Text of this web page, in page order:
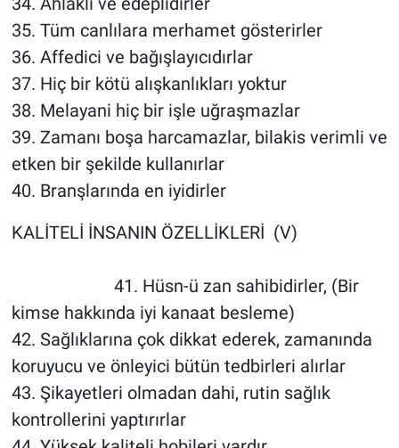
35. Tüm canlılara merhamet gösterirler
36. Affedici ve bağışlayıcıdırlar
37. Hiç bir kötü alışkanlıkları yoktur
38. Melayani hiç bir işle uğraşmazlar
39. Zamanı boşa harcamazlar, bilakis verimli ve
etken bir şekilde kullanırlar
40. Branşlarında en iyidirler
KALİTELİ İNSANIN ÖZELLİKLERİ (V)
41. Hüsn-ü zan sahibidirler, (Bir
kimse hakkında iyi kanaat besleme)
42. Sağlıklarına çok dikkat ederek, zamanında
koruyucu ve önleyici bütün tedbirleri alırlar
43. Şikayetleri olmadan dahi, rutin sağlık
kontrollerini yaptırırlar